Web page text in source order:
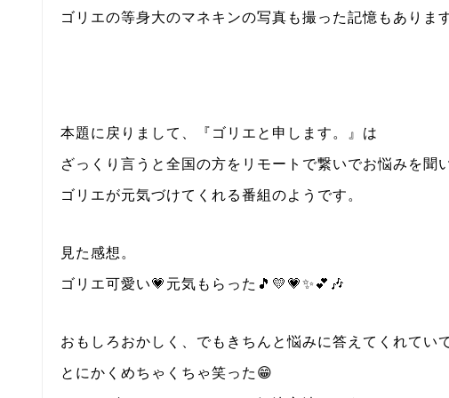
ゴリエの等身大のマネキンの写真も撮った記憶もありま
本題に戻りまして、『ゴリエと申します。』は
ざっくり言うと全国の方をリモートで繋いでお悩みを聞
ゴリエが元気づけてくれる番組のようです。
見た感想。
ゴリエ可愛い💗元気もらった🎵💛💗✨💕🎶
おもしろおかしく、でもきちんと悩みに答えてくれていて
とにかくめちゃくちゃ笑った😁